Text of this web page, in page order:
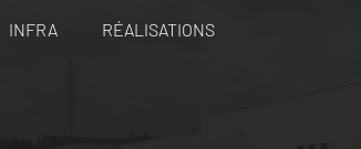
INFRA RÉALISATIONS